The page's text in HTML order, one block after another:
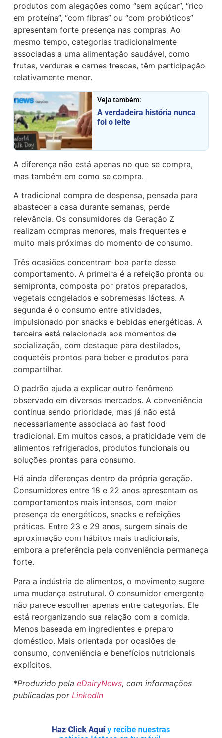
produtos com alegações como “sem açúcar”, “rico
em proteína”, “com fibras” ou “com probióticos”
apresentam forte presença nas compras. Ao
mesmo tempo, categorias tradicionalmente
associadas a uma alimentação saudável, como
frutas, verduras e carnes frescas, têm participação
relativamente menor.
Veja também:
A verdadeira história nunca
foi o leite
A diferença não está apenas no que se compra,
mas também em como se compra.
A tradicional compra de despensa, pensada para
abastecer a casa durante semanas, perde
relevância. Os consumidores da Geração Z
realizam compras menores, mais frequentes e
muito mais próximas do momento de consumo.
Três ocasiões concentram boa parte desse
comportamento. A primeira é a refeição pronta ou
semipronta, composta por pratos preparados,
vegetais congelados e sobremesas lácteas. A
segunda é o consumo entre atividades,
impulsionado por snacks e bebidas energéticas. A
terceira está relacionada aos momentos de
socialização, com destaque para destilados,
coquetéis prontos para beber e produtos para
compartilhar.
O padrão ajuda a explicar outro fenômeno
observado em diversos mercados. A conveniência
continua sendo prioridade, mas já não está
necessariamente associada ao fast food
tradicional. Em muitos casos, a praticidade vem de
alimentos refrigerados, produtos funcionais ou
soluções prontas para consumo.
Há ainda diferenças dentro da própria geração.
Consumidores entre 18 e 22 anos apresentam os
comportamentos mais intensos, com maior
presença de energéticos, snacks e refeições
práticas. Entre 23 e 29 anos, surgem sinais de
aproximação com hábitos mais tradicionais,
embora a preferência pela conveniência permaneça
forte.
Para a indústria de alimentos, o movimento sugere
uma mudança estrutural. O consumidor emergente
não parece escolher apenas entre categorias. Ele
está reorganizando sua relação com a comida.
Menos baseada em ingredientes e preparo
doméstico. Mais orientada por ocasiões de
consumo, conveniência e benefícios nutricionais
explícitos.
*Produzido pelaeDairyNews, com informações
publicadas porLinkedIn